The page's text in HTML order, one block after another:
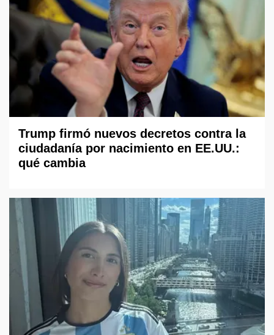
Trump firmó nuevos decretos contra la
ciudadanía por nacimiento en EE.UU.:
qué cambia